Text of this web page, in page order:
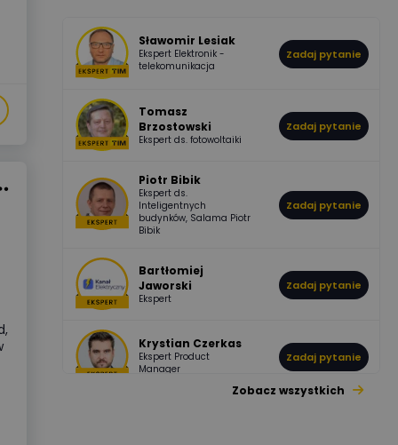
Pawel02 955 374
boss 532 714
DawidZak 796
Odpowiedzi
244
Ocen
Sławomir Lesiak
Ekspert Elektronik -
telekomunikacja
Zadaj pytanie
Tomasz
Brzostowski
Ekspert ds. fotowoltaiki
Zadaj pytanie
Piotr Bibik
Ekspert ds.
Inteligentnych
budynków, Salama Piotr
Bibik
Zadaj pytanie
Bartłomiej
Jaworski
Ekspert
Zadaj pytanie
Krystian Czerkas
Ekspert Product
Manager
Zadaj pytanie
Zobacz wszystkich